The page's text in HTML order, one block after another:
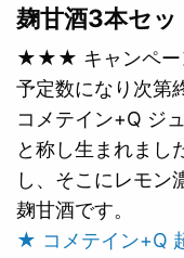
麹甘酒3本セッ
★★★ キャンペー
予定数になり次
コメテイン+Q ジ
と称し生まれまし
し、そこにレモン
麹甘酒です。
★ コメテイン+Q